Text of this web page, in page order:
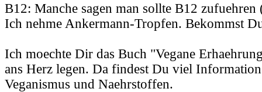
B12: Manche sagen man sollte B12 zufuehren
Ich nehme Ankermann-Tropfen. Bekommst
Ich moechte Dir das Buch "Vegane
ans Herz legen. Da findest Du viel
Veganismus und Naehrstoffen.